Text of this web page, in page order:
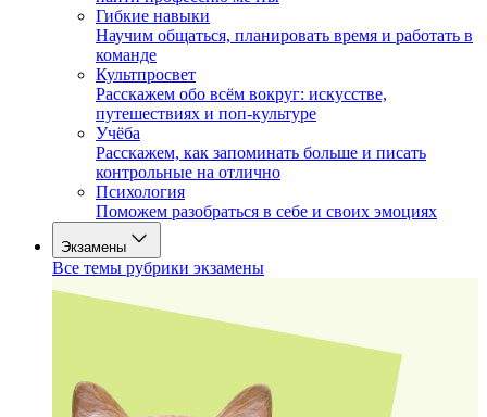
Гибкие навыки
Научим общаться, планировать время и работать в
команде
Культпросвет
Расскажем обо всём вокруг: искусстве,
путешествиях и поп-культуре
Учёба
Расскажем, как запоминать больше и писать
контрольные на отлично
Психология
Поможем разобраться в себе и своих эмоциях
Экзамены
Все темы рубрики экзамены